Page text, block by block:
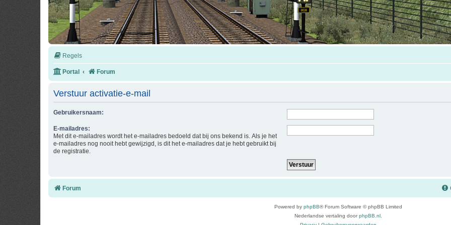
Regels
Portal Forum
Verstuur activatie-e-mail
Gebruikersnaam:
E-mailadres:
Met dit e-mailadres wordt het e-mailadres bedoeld dat bij ons bekend is. Als je het
e-mailadres nog nooit hebt gewijzigd, is dit het e-mailadres dat je hebt gebruikt bij
de registratie.
Forum
Powered by phpBB® Forum Software © phpBB Limited
Nederlandse vertaling doorphpBB.nl